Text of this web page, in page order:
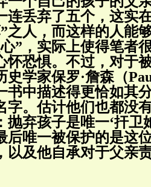
连丢弃了五个，这实
之人，而这样的人能
”，实际上使得笔者
怀恐惧。不过，对于
史学家保罗·詹森（
书中描述得更恰如其
字。估计他们也都
抛弃孩子是唯一‘扞卫
后唯一被保护的是这
以及他自承对于父亲